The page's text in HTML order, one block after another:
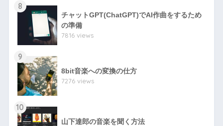
8
チャットGPT(ChatGPT)でAI作曲をするため
の準備
7816 views
9
8bit音楽への変換の仕方
7276 views
10
山下達郎の音楽を聞く方法